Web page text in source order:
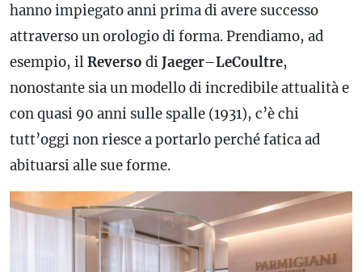
hanno impiegato anni prima di avere successo
attraverso un orologio di forma. Prendiamo, ad
esempio, ilReverso diJaeger–LeCoultre,
nonostante sia un modello di incredibile attualità e
con quasi 90 anni sulle spalle (1931), c’è chi
tutt’oggi non riesce a portarlo perché fatica ad
abituarsi alle sue forme.